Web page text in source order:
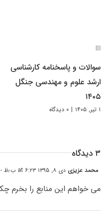
سوالات و پاسخنامه کارشناسی
ارشد علوم و مهندسی جنگل
۱۴۰۵
۱ تیر, ۱۴۰۵ | ۰ دیدگاه
۳ دیدگاه
محمد عزیزی دی ۸, ۱۳۹۵ at ۶:۲۳ ب٫ظ - Reply
می خواهم این منابع را بخرم